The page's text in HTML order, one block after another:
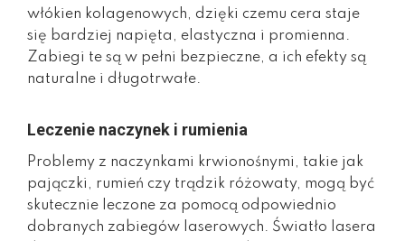
włókien kolagenowych, dzięki czemu cera staje
się bardziej napięta, elastyczna i promienna.
Zabiegi te są w pełni bezpieczne, a ich efekty są
naturalne i długotrwałe.
Leczenie naczynek i rumienia
Problemy z naczynkami krwionośnymi, takie jak
pajączki, rumień czy trądzik różowaty, mogą być
skutecznie leczone za pomocą odpowiednio
dobranych zabiegów laserowych. Światło lasera